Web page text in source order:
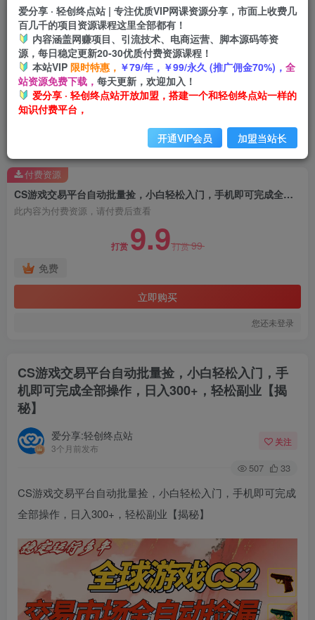
加入会员享受权益福利
CS游戏交易平台自动批量捡，小白轻松入门，手机即可完成全部操作，日入300+，轻松副业【揭秘】
此内容为付费资源，请付费后查看
打赏 9.9打赏99
免费
立即购买
您还未登录
付费资源
CS游戏交易平台自动批量捡，小白轻松入门，手
机即可完成全部操作，日入300+，轻松副业【揭
秘】
爱分享:轻创终点站
3个月前发布
关注
507 33
CS游戏交易平台自动批量捡，小白轻松入门，手机即可完成
全部操作，日入300+，轻松副业【揭秘】
爱分享 · 轻创终点站 | 专注优质VIP网课资源分享，市面上收费几
百几千的项目资源课程这里全部都有！
内容涵盖网赚项目、引流技术、电商运营、脚本源码等资
源，每日稳定更新20-30优质付费资源课程！
本站VIP 限时特惠， ￥79/年，￥99/永久 (推广佣金70%)， 全
站资源免费下载， 每天更新，欢迎加入！
爱分享 · 轻创终点站开放加盟，搭建一个和轻创终点站一样的
知识付费平台，
开通VIP会员 加盟当站长